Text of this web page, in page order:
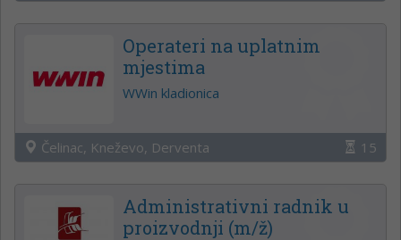
Operateri na uplatnim
mjestima
WWin kladionica
Čelinac, Kneževo, Derventa 15
Administrativni radnik u
proizvodnji (m/ž)